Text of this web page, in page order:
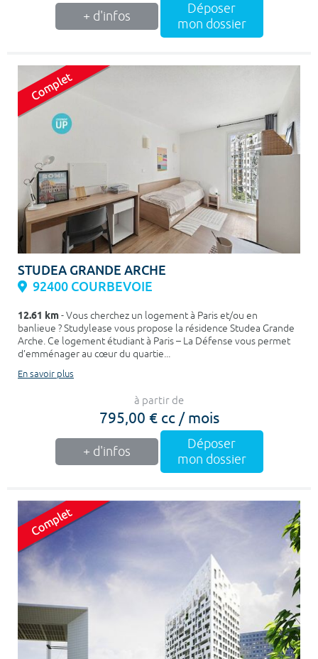
+ d'infos
Déposer
mon dossier
STUDEA GRANDE ARCHE
92400 COURBEVOIE
12.61 km- Vous cherchez un logement à Paris et/ou en
banlieue ? Studylease vous propose la résidence Studea Grande
Arche. Ce logement étudiant à Paris – La Défense vous permet
d’emménager au cœur du quartie...
En savoir plus
à partir de
795,00 € cc / mois
+ d'infos
Déposer
mon dossier